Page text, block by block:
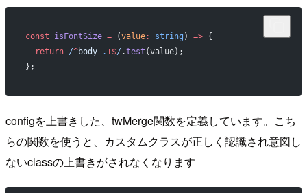
const isFontSize = (value: string ) => {
  return
/^body- .+$/ .test (value);
};
configを上書きした、twMerge関数を定義しています。こち
らの関数を使うと、カスタムクラスが正しく認識され意図し
ないclassの上書きがされなくなります